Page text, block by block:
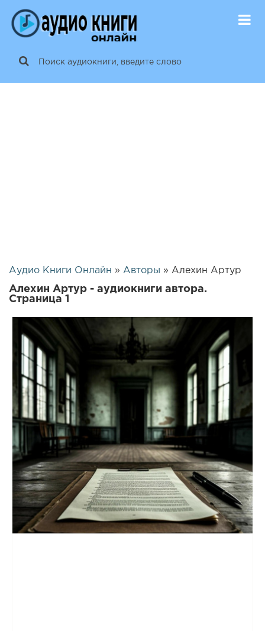
Аудио Книги Онлайн » Авторы » Алехин Артур
Алехин Артур - аудиокниги автора.
Страница 1